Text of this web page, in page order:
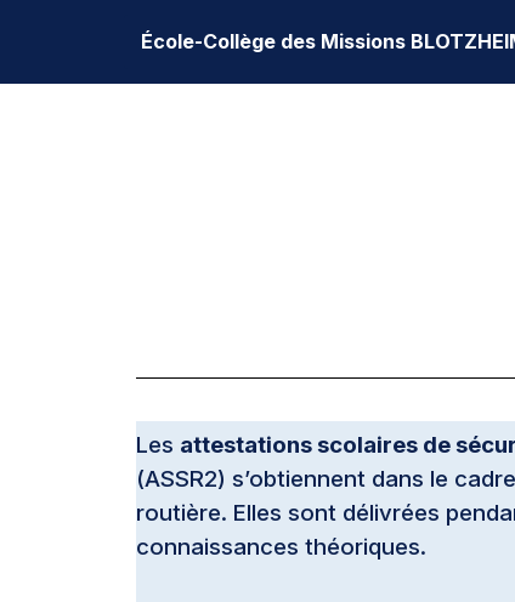
École-Collège des Missions
Les attestations scolaires de
(ASSR2) s’obtiennent dans le
routière. Elles sont délivrées
connaissances théoriques.